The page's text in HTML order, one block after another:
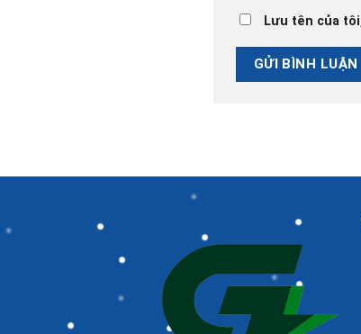
Lưu tên của